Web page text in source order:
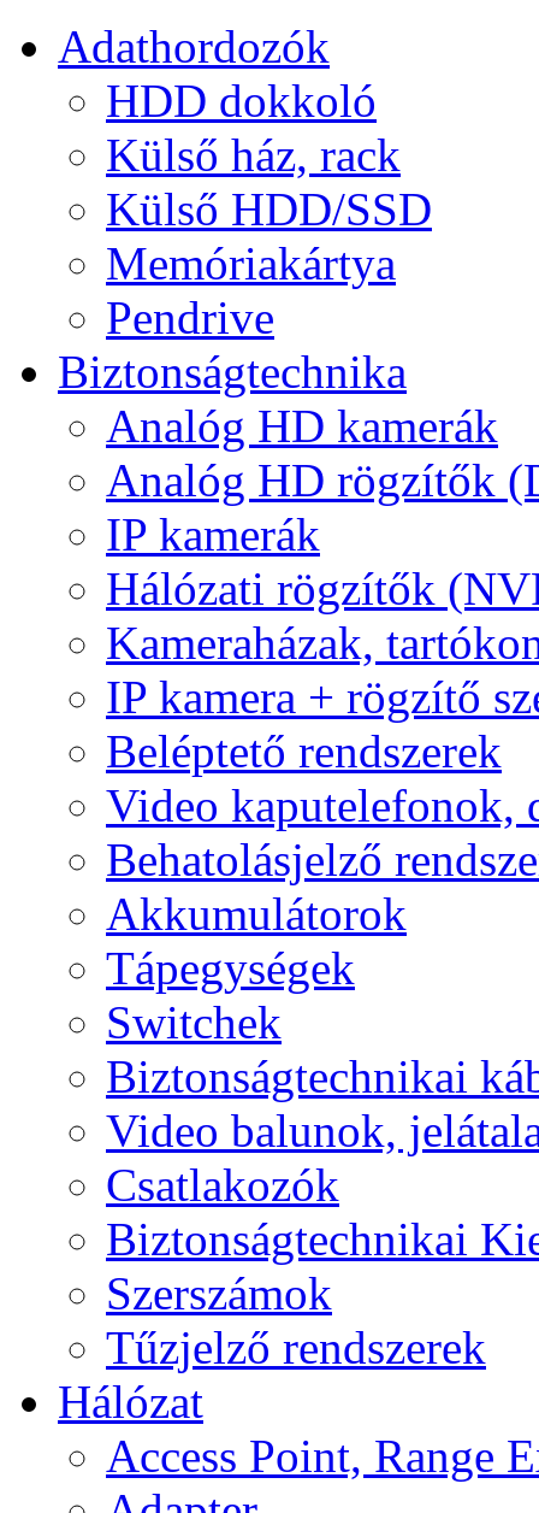
Adathordozók
HDD dokkoló
Külső ház, rack
Külső HDD/SSD
Memóriakártya
Pendrive
Biztonságtechnika
Analóg HD kamerák
Analóg HD rögzítők
IP kamerák
Hálózati rögzítők
Kameraházak,
IP kamera + rögzítő
Beléptető rendszerek
Video kaputelefonok,
Behatolásjelző
Akkumulátorok
Tápegységek
Switchek
Biztonságtechnikai
Video balunok,
Csatlakozók
Biztonságtechnikai
Szerszámok
Tűzjelző rendszerek
Hálózat
Access Point, Range